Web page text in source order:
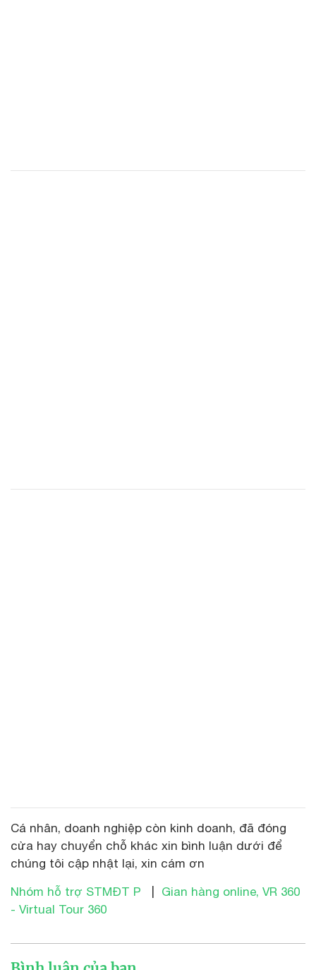
Cá nhân, doanh nghiệp còn kinh doanh, đã đóng
cửa hay chuyển chỗ khác xin bình luận dưới để
chúng tôi cập nhật lại, xin cám ơn
Nhóm hỗ trợ STMĐT P
Gian hàng online, VR 360
- Virtual Tour 360